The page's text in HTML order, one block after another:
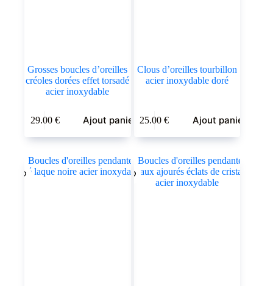
Grosses boucles d’oreilles
créoles dorées effet torsadé
acier inoxydable
29.00 € Ajout panier
Clous d’oreilles tourbillon
acier inoxydable doré
25.00€ Ajout panier